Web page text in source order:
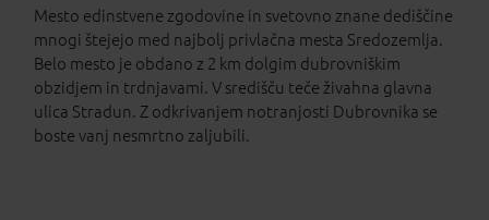
Mesto edinstvene zgodovine in svetovno znane dediščine
mnogi štejejo med najbolj privlačna mesta Sredozemlja.
Belo mesto je obdano z 2 km dolgim dubrovniškim
obzidjem in trdnjavami. V središču teče živahna glavna
ulica Stradun. Z odkrivanjem notranjosti Dubrovnika se
boste vanj nesmrtno zaljubili.